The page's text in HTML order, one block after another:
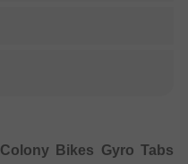
Colony Bikes Gyro Tabs